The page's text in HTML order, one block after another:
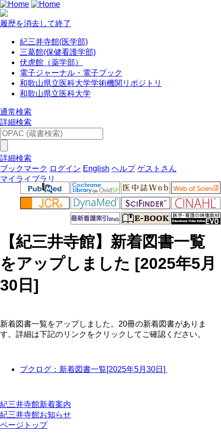
履歴を消去して終了
紀三井寺館(医学部)
三葛館(保健看護学部)
伏虎館（薬学部）
電子ジャーナル・電子ブック
和歌山県立医科大学学術機関リポジトリ
和歌山県立医科大学
通常検索
詳細検索
詳細検索
ブックマーク ログイン English ヘルプ ゲストさん
マイライブラリ
【紀三井寺館】新着図書一覧
をアップしました [2025年5月
30日]
Body
新着図書一覧をアップしました。20冊の新着図書がありま
す。詳細は下記のリンクをクリックしてご確認ください。
ブクログ：新着図書一覧[2025年5月30日]
紀三井寺館新着案内
紀三井寺館お知らせ
ページトップ